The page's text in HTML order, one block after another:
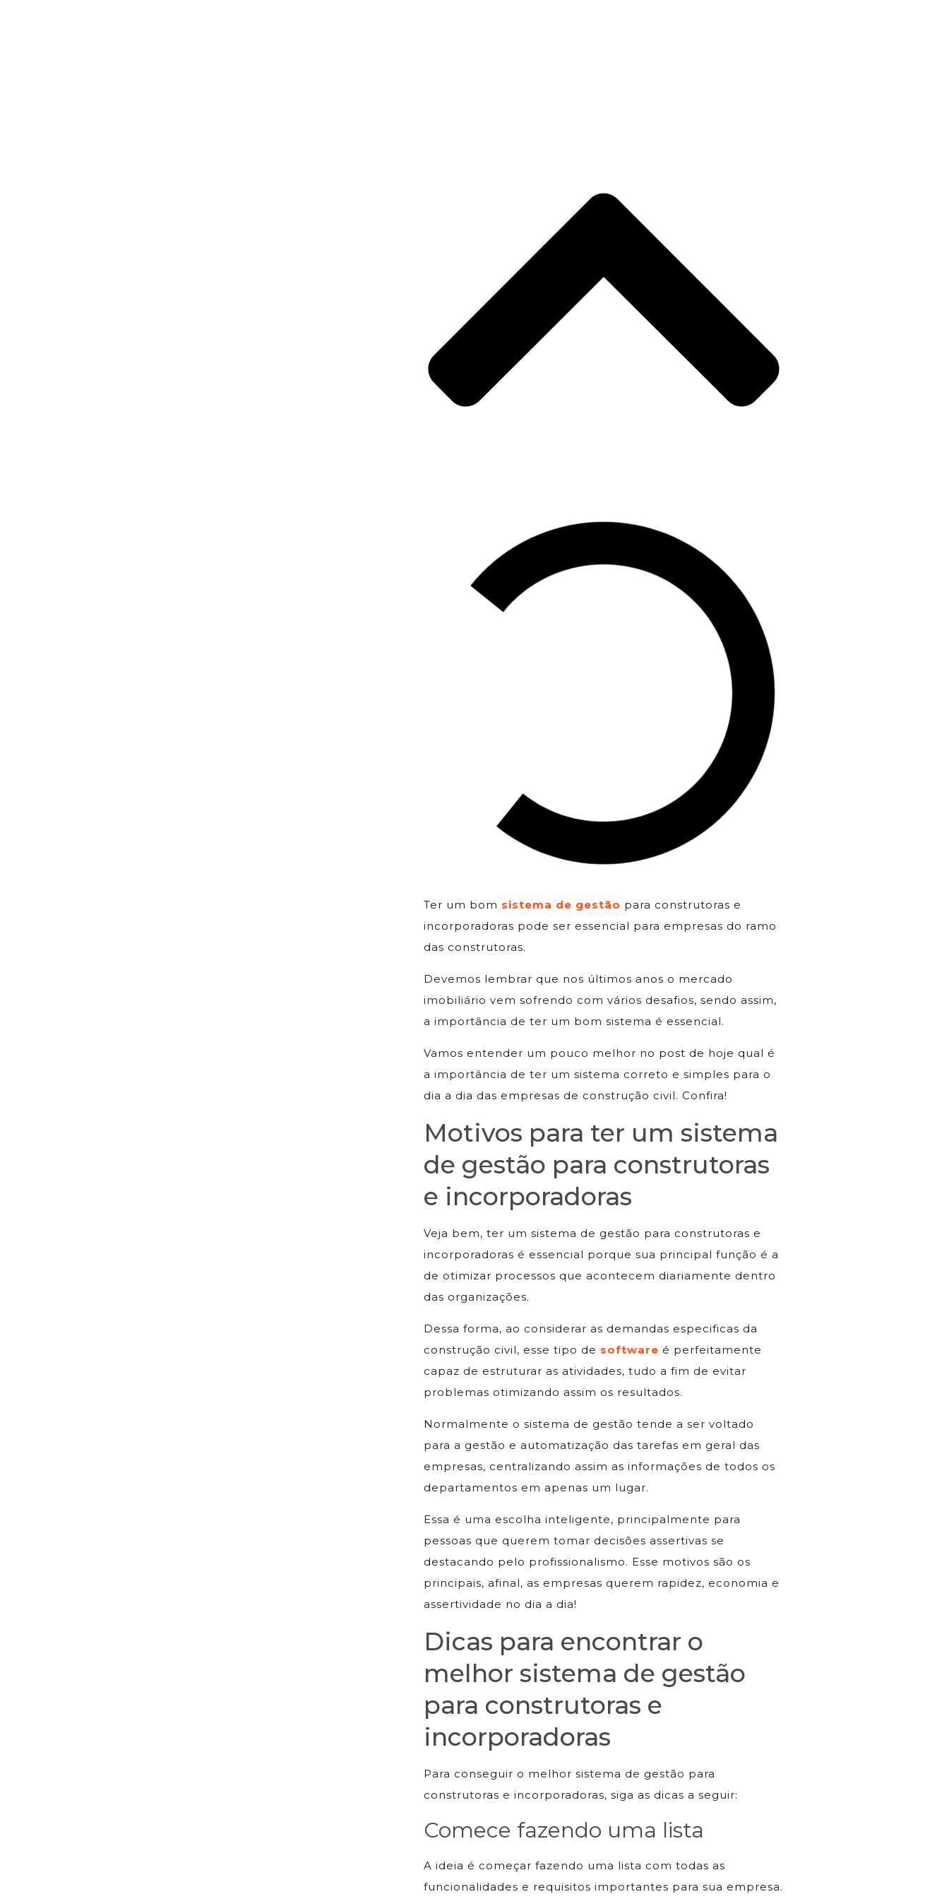
Ter um bom sistema de gestão para construtoras e
incorporadoras pode ser essencial para empresas do ramo
das construtoras.
Devemos lembrar que nos últimos anos o mercado
imobiliário vem sofrendo com vários desafios, sendo assim,
a importância de ter um bom sistema é essencial.
Vamos entender um pouco melhor no post de hoje qual é
a importância de ter um sistema correto e simples para o
dia a dia das empresas de construção civil. Confira!
Motivos para ter um sistema
de gestão para construtoras
e incorporadoras
Veja bem, ter um sistema de gestão para construtoras e
incorporadoras é essencial porque sua principal função é a
de otimizar processos que acontecem diariamente dentro
das organizações.
Dessa forma, ao considerar as demandas especificas da
construção civil, esse tipo de software é perfeitamente
capaz de estruturar as atividades, tudo a fim de evitar
problemas otimizando assim os resultados.
Normalmente o sistema de gestão tende a ser voltado
para a gestão e automatização das tarefas em geral das
empresas, centralizando assim as informações de todos os
departamentos em apenas um lugar.
Essa é uma escolha inteligente, principalmente para
pessoas que querem tomar decisões assertivas se
destacando pelo profissionalismo. Esse motivos são os
principais, afinal, as empresas querem rapidez, economia e
assertividade no dia a dia!
Dicas para encontrar o
melhor sistema de gestão
para construtoras e
incorporadoras
Para conseguir o melhor sistema de gestão para
construtoras e incorporadoras, siga as dicas a seguir:
Comece fazendo uma lista
A ideia é começar fazendo uma lista com todas as
funcionalidades e requisitos importantes para sua empresa.